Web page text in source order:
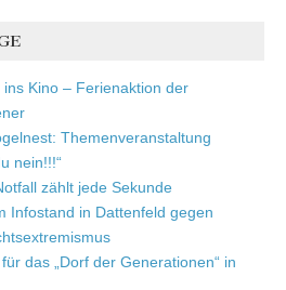
Kino – Ferienaktion der
Themenveranstaltung
nein!!!“
zählt jede Sekunde
Infostand in Dattenfeld gegen
das „Dorf der Generationen“ in